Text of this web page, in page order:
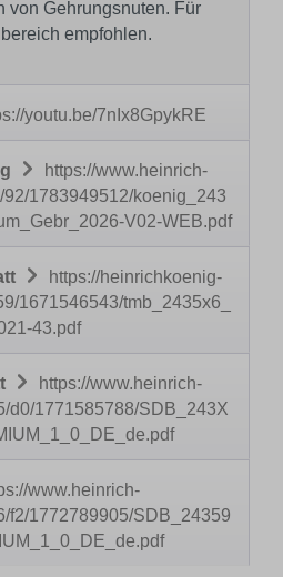
von Gehrungsnuten. Für
empfohlen.
youtu.be/7nIx8GpykRE
https://www.heinrich-
1783949512/koenig_243
V02-WEB.pdf
https://heinrichkoenig-
1671546543/tmb_2435x6_
43.pdf
https://www.heinrich-
d0/1771585788/SDB_243X
www.heinrich-
f2/1772789905/SDB_24359